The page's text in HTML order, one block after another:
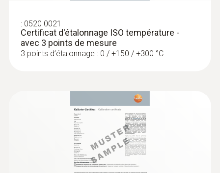
Connecteur thermocouple
Set testo 830-T4 - Thermomètre à
infrarouges
: 0520 0021
Certificat d'étalonnage ISO température -
avec 3 points de mesure
3 points d’étalonnage : 0 / +150 / +300 °C